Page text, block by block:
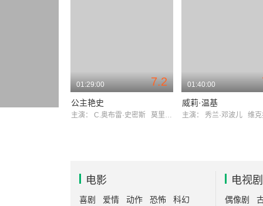
7.2
01:29:00
公主艳史
主演： C.奥布雷·史密斯 莫里斯·舍瓦利耶
01:40:00
威莉·温基
主演： 秀兰·邓波儿 维克托·麦
电影
喜剧 爱情 动作 恐怖 科幻
电视剧
偶像剧